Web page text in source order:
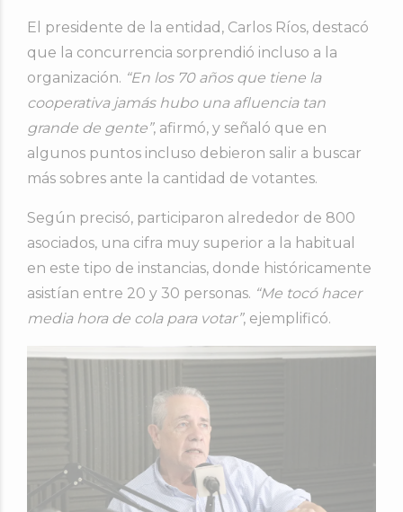
El presidente de la entidad, Carlos Ríos, destacó
que la concurrencia sorprendió incluso a la
organización. “En los 70 años que tiene la
cooperativa jamás hubo una afluencia tan
grande de gente”, afirmó, y señaló que en
algunos puntos incluso debieron salir a buscar
más sobres ante la cantidad de votantes.
Según precisó, participaron alrededor de 800
asociados, una cifra muy superior a la habitual
en este tipo de instancias, donde históricamente
asistían entre 20 y 30 personas. “Me tocó hacer
media hora de cola para votar”, ejemplificó.